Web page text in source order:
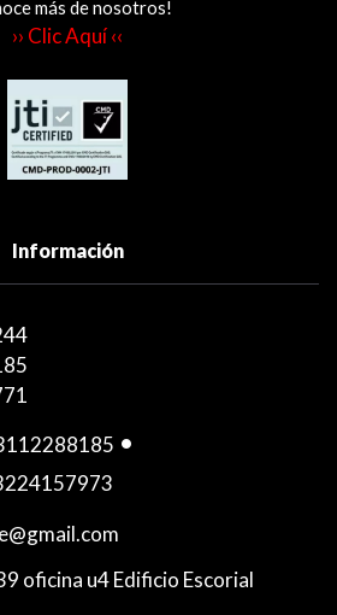
más de nosotros!
›› Clic Aquí ‹‹
Información
-
oficina u4 Edificio Escorial